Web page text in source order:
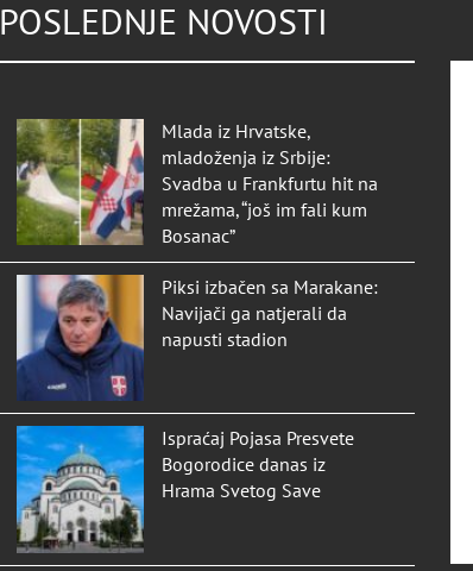
POSLEDNJE NOVOSTI
Mlada iz Hrvatske,
mladoženja iz Srbije:
Svadba u Frankfurtu hit na
mrežama, “još im fali kum
Bosanac”
Piksi izbačen sa Marakane:
Navijači ga natjerali da
napusti stadion
Ispraćaj Pojasa Presvete
Bogorodice danas iz
Hrama Svetog Save